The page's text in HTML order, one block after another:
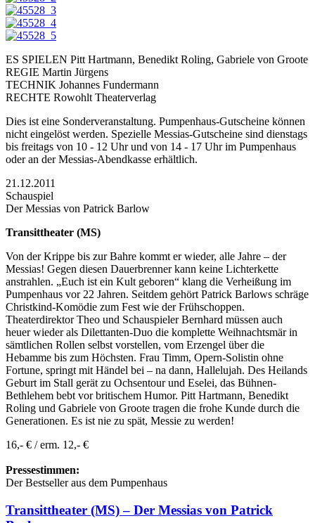
ES SPIELEN Pitt Hartmann, Benedikt Roling, Gabriele von Groote
REGIE Martin Jürgens
TECHNIK Johannes Fundermann
RECHTE Rowohlt Theaterverlag
Dies ist eine Sonderveranstaltung. Pumpenhaus-Gutscheine können
nicht eingelöst werden. Spezielle Messias-Gutscheine sind dienstags
bis freitags von 10 - 12 Uhr und von 14 - 17 Uhr im Pumpenhaus
oder an der Messias-Abendkasse erhältlich.
21.12.2011
Schauspiel
Der Messias von Patrick Barlow
Transittheater (MS)
Von der Krippe bis zur Bahre kommt er wieder, alle Jahre – der
Messias! Gegen diesen Dauerbrenner kann keine Lichterkette
anstrahlen. „Euch ist ein Kult geboren“ klang die Verheißung im
Pumpenhaus vor 22 Jahren. Seitdem gehört Patrick Barlows schräge
Christkind-Komödie zum Fest wie der Frühschoppen.
Theaterdirektor Theo und Schauspieler Bernhard müssen auch
heuer wieder als Dilettanten-Duo die komplette Weihnachtsmär in
sämtlichen Rollen selbst vorstellen, vom Erzengel über die
Hebamme bis zum Höchsten. Frau Timm, Opern-Solistin ohne
Fortune, springt mit Händel bei – na dann, Hallelujah. Des Heilands
Geburt im Stall gerät zu Ochsentour und Eselei, das Bühnen-
Bethlehem bebt vor britischem Humor. Pitt Hartmann, Benedikt
Roling und Gabriele von Groote tragen die frohe Kunde durch die
Generationen. Es ist nie zu spät, Messie zu werden!
16,- € / erm. 12,- €
Pressestimmen:
Der Bestseller aus dem Pumpenhaus
Transittheater (MS) – Der Messias von Patrick